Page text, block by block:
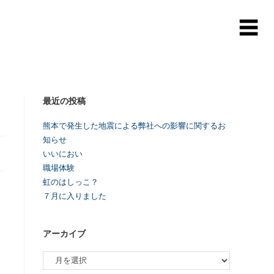
最近の投稿
熊本で発生した地震による弊社への影響に関するお
知らせ
いいにおい
職場体験
虹のはしっこ？
７月に入りました
アーカイブ